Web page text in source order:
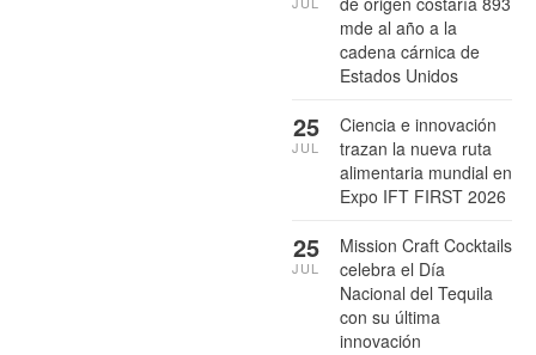
mde al año a la
cadena cárnica de
Estados Unidos
Ciencia e innovación
trazan la nueva ruta
alimentaria mundial en
Expo IFT FIRST 2026
25
JUL
Mission Craft Cocktails
celebra el Día
Nacional del Tequila
con su última
innovación
25
JUL